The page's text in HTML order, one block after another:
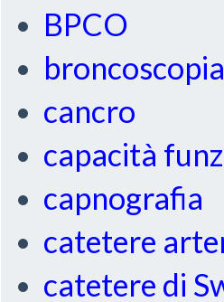
BPCO
broncoscopia
cancro
capacità
capnografia
catetere
catetere di